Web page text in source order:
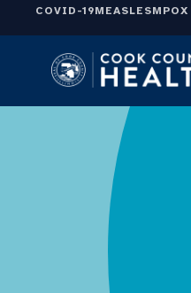
COVID-19MEASLESMPOX